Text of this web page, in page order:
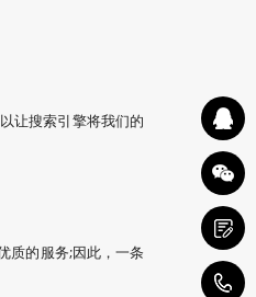
让搜索引擎将我们的
质的服务;因此，一条